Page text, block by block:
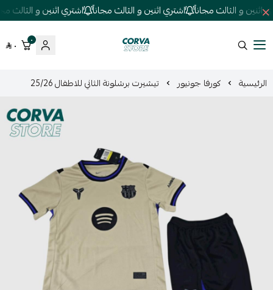
و الثالث مجاناً اشتري اثنين و الثالث مجاناً اشتري اثنين و الثالث
كورفا ستور
٠ ٠
الرئيسية كورفا جونيور تيشيرت برشلونة الثاني للاطفال 25/26